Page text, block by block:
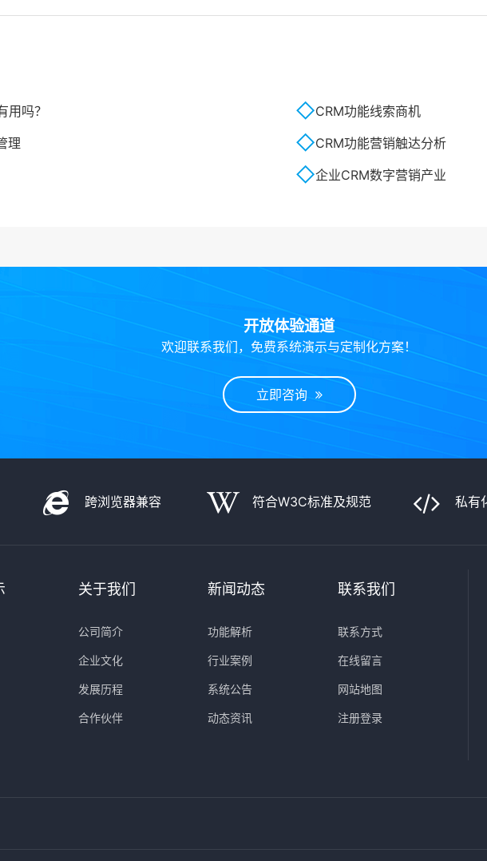
用吗？
CRM功能线索商机
理
CRM功能营销触达分析
企业CRM数字营销产业
开放体验通道
欢迎联系我们，免费系统演示与定制化方案！
立即咨询
跨浏览器兼容 符合W3C标准及规范 私有
关于我们
公司简介
企业文化
发展历程
合作伙伴
新闻动态
功能解析
行业案例
系统公告
动态资讯
联系我们
联系方式
在线留言
网站地图
注册登录